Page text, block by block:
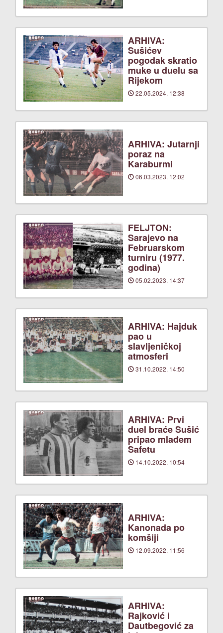
ARHIVA:
Sušićev
pogodak skratio
muke u duelu sa
Rijekom
22.05.2024. 12:38
ARHIVA: Jutarnji
poraz na
Karaburmi
06.03.2023. 12:02
FELJTON:
Sarajevo na
Februarskom
turniru (1977.
godina)
05.02.2023. 14:37
ARHIVA: Hajduk
pao u
slavljeničkoj
atmosferi
31.10.2022. 14:50
ARHIVA: Prvi
duel braće Sušić
pripao mlađem
Safetu
14.10.2022. 10:54
ARHIVA:
Kanonada po
komšiji
12.09.2022. 11:56
ARHIVA:
Rajković i
Dautbegović za